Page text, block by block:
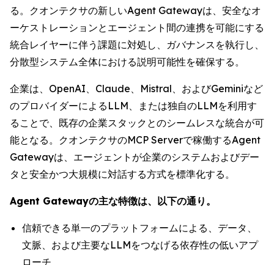
る。クオンテクサの新しいAgent Gatewayは、安全なオ
ーケストレーションとエージェント間の連携を可能にする
統合レイヤーに伴う課題に対処し、ガバナンスを執行し、
分散型システム全体における説明可能性を確保する。
企業は、OpenAI、Claude、Mistral、およびGeminiなど
のプロバイダーによるLLM、または独自のLLMを利用す
ることで、既存の企業スタックとのシームレスな統合が可
能となる。クオンテクサのMCP Serverで稼働するAgent
Gatewayは、エージェントが企業のシステムおよびデー
タと安全かつ大規模に対話する方式を標準化する。
Agent Gatewayの主な特徴は、以下の通り。
信頼できる単一のプラットフォームによる、データ、
文脈、および主要なLLMをつなげる依存性の低いアプ
ローチ